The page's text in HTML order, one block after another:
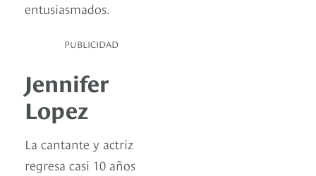
entusiasmados.
PUBLICIDAD
Jennifer
Lopez
La cantante y actriz
regresa casi 10 años